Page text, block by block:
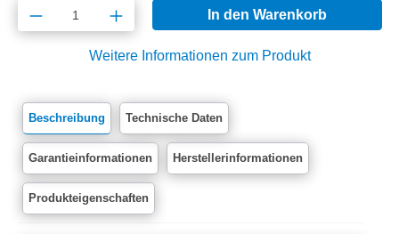
Produkt Anzahl: Gib den gewünschten
In den Warenkorb
Weitere Informationen zum Produkt
Beschreibung Technische Daten
Garantieinformationen Herstellerinformationen
Produkteigenschaften